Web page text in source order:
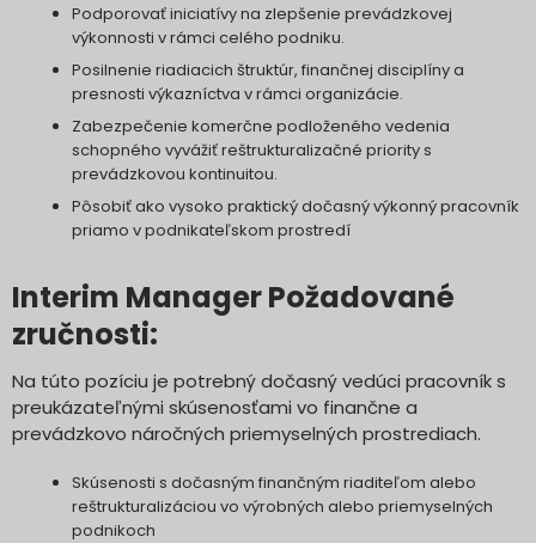
Podporovať iniciatívy na zlepšenie prevádzkovej
výkonnosti v rámci celého podniku.
Posilnenie riadiacich štruktúr, finančnej disciplíny a
presnosti výkazníctva v rámci organizácie.
Zabezpečenie komerčne podloženého vedenia
schopného vyvážiť reštrukturalizačné priority s
prevádzkovou kontinuitou.
Pôsobiť ako vysoko praktický dočasný výkonný pracovník
priamo v podnikateľskom prostredí
Interim Manager Požadované
zručnosti:
Na túto pozíciu je potrebný dočasný vedúci pracovník s
preukázateľnými skúsenosťami vo finančne a
prevádzkovo náročných priemyselných prostrediach.
Skúsenosti s dočasným finančným riaditeľom alebo
reštrukturalizáciou vo výrobných alebo priemyselných
podnikoch